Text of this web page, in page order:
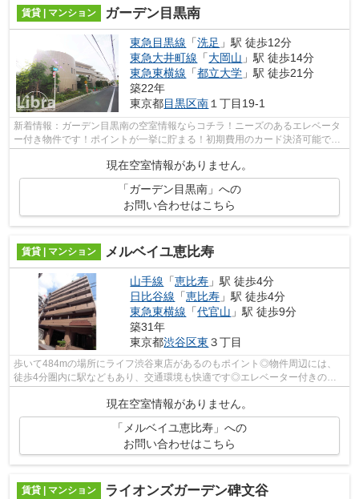
賃貸 | マンション ガーデン目黒南
東急目黒線 「洗足 」駅 徒歩12分
東急大井町線 「大岡山 」駅 徒歩14分
東急東横線 「都立大学 」駅 徒歩21分
築22年
東京都目黒区南 １丁目19-1
新着情報：ガーデン目黒南の空室情報ならコチラ！ニーズのあるエレベータ
ー付き物件です！ポイントが一挙に貯まる！初期費用のカード決済可能で
す！入居者にとっても扱いやすい敷地内...
現在空室情報がありません。
「ガーデン目黒南」への
お問い合わせはこちら
賃貸 | マンション メルベイユ恵比寿
山手線 「恵比寿 」駅 徒歩4分
日比谷線 「恵比寿 」駅 徒歩4分
東急東横線 「代官山 」駅 徒歩9分
築31年
東京都渋谷区東 ３丁目
歩いて484mの場所にライフ渋谷東店があるのもポイント◎物件周辺には、
徒歩4分圏内に駅などもあり、交通環境も快適です◎エレベーター付きの物
現在空室情報がありません。
「メルベイユ恵比寿」への
お問い合わせはこちら
賃貸 | マンション ライオンズガーデン碑文谷